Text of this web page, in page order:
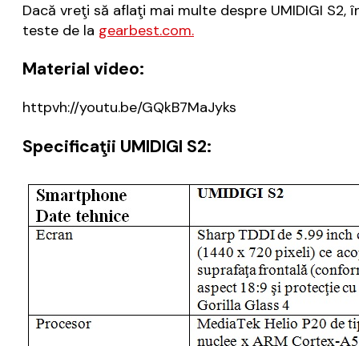
Dacă vreţi să aflaţi mai multe despre UMIDIGI
teste de la gearbest.com.
Material video:
httpvh://youtu.be/GQkB7MaJyks
Specificaţii UMIDIGI S2: